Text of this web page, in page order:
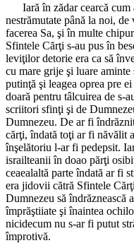
Iară în zădar cearcă
nestrămutate până la noi,
facerea Sa, şi în multe
Sfintele Cărţi s-au pus în
leviţilor detorie era ca să
cu mare grije şi luare
putinţă şi leagea oprea pre
doară pentru tâlcuirea de s-
scriitori sfinţi şi de
Dumnezeu. De ar fi
cărţi, îndată toţi ar fi năvălit
înşelătoriu l-ar fi pedepsit.
israilteanii în doao părţi
ceaealaltă parte îndată ar fi
era jidovii cătră Sfintele
Dumnezeu să îndrăznească
împrăştiiate şi înaintea
nicidecum nu s-ar fi putut
împrotivă.